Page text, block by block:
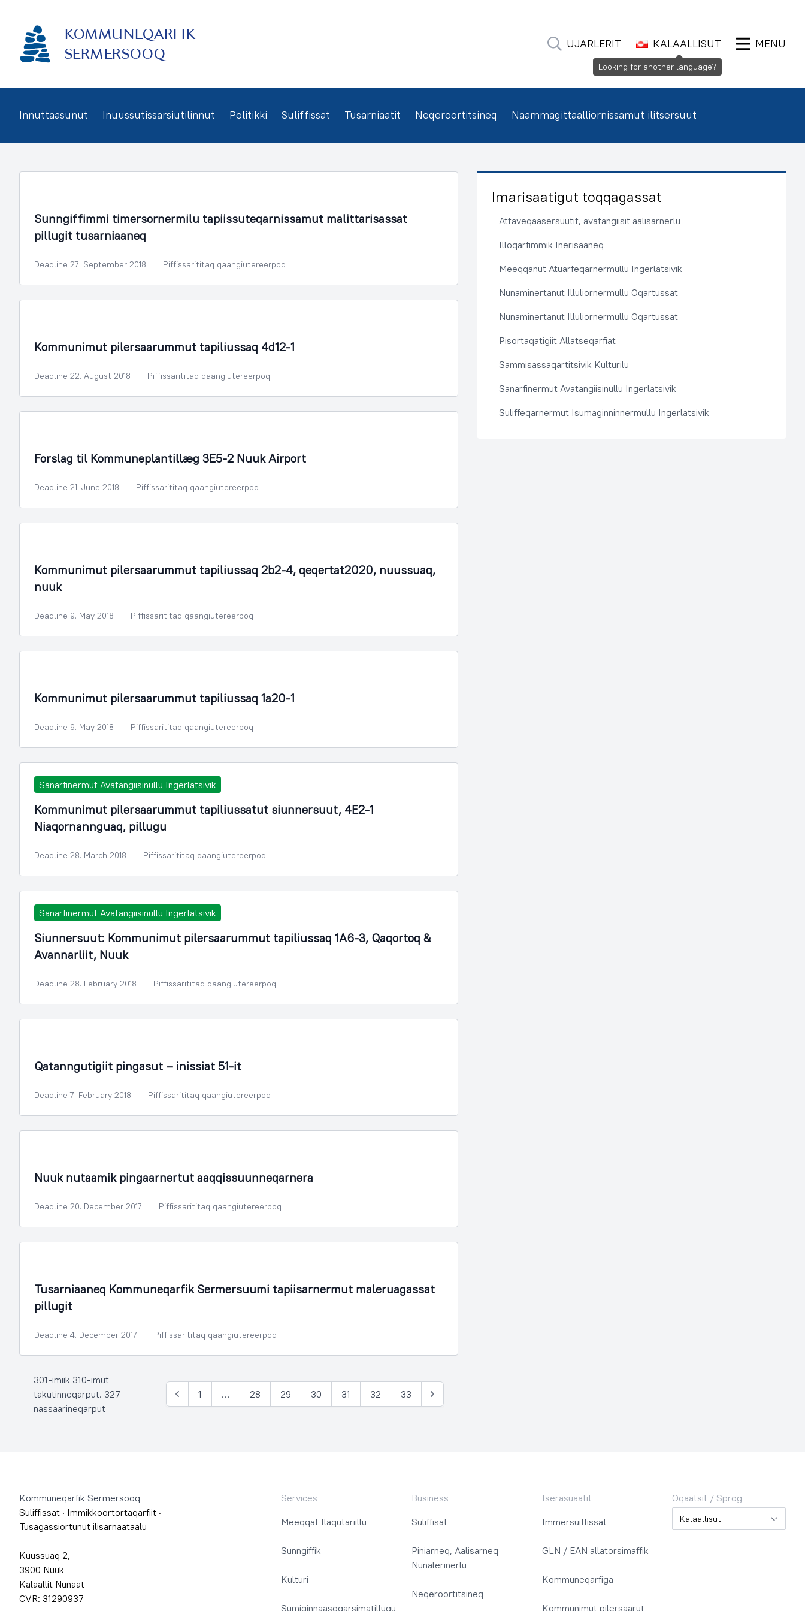
KOMMUNEQARFIK
SERMERSOOQ
UJARLERIT KALAALLISUT MENU
Innuttaasunut Inuussutissarsiutilinnut Politikki Suliffissat Tusarniaatit Neqeroortitsineq Naammagittaalliornissamut ilitsersuut
Sunngiffimmi timersornermilu tapiissuteqarnissamut malittarisassat
pillugit tusarniaaneq
Deadline 27. September 2018 Piffissarititaq qaangiutereerpoq
Kommunimut pilersaarummut tapiliussaq 4d12-1
Deadline 22. August 2018 Piffissarititaq qaangiutereerpoq
Forslag til Kommuneplantillæg 3E5-2 Nuuk Airport
Deadline 21. June 2018 Piffissarititaq qaangiutereerpoq
Kommunimut pilersaarummut tapiliussaq 2b2-4, qeqertat2020, nuussuaq,
nuuk
Deadline 9. May 2018 Piffissarititaq qaangiutereerpoq
Kommunimut pilersaarummut tapiliussaq 1a20-1
Deadline 9. May 2018 Piffissarititaq qaangiutereerpoq
Sanarfinermut Avatangiisinullu Ingerlatsivik
Kommunimut pilersaarummut tapiliussatut siunnersuut, 4E2-1
Niaqornannguaq, pillugu
Deadline 28. March 2018 Piffissarititaq qaangiutereerpoq
Sanarfinermut Avatangiisinullu Ingerlatsivik
Siunnersuut: Kommunimut pilersaarummut tapiliussaq 1A6-3, Qaqortoq &
Avannarliit, Nuuk
Deadline 28. February 2018 Piffissarititaq qaangiutereerpoq
Qatanngutigiit pingasut – inissiat 51-it
Deadline 7. February 2018 Piffissarititaq qaangiutereerpoq
Nuuk nutaamik pingaarnertut aaqqissuunneqarnera
Deadline 20. December 2017 Piffissarititaq qaangiutereerpoq
Tusarniaaneq Kommuneqarfik Sermersuumi tapiisarnermut maleruagassat
pillugit
Deadline 4. December 2017 Piffissarititaq qaangiutereerpoq
301-imiik 310-imut
takutinneqarput. 327
nassaarineqarput
Siulia
1 … 28 29 30 31 32 33
Tullia
Imarisaatigut toqqagassat
Attaveqaasersuutit, avatangiisit aalisarnerlu
Illoqarfimmik Inerisaaneq
Meeqqanut Atuarfeqarnermullu Ingerlatsivik
Nunaminertanut Illuliornermullu Oqartussat
Nunaminertanut Illuliornermullu Oqartussat
Pisortaqatigiit Allatseqarfiat
Sammisassaqartitsivik Kulturilu
Sanarfinermut Avatangiisinullu Ingerlatsivik
Suliffeqarnermut Isumaginninnermullu Ingerlatsivik
Kommuneqarfik Sermersooq
Suliffissat · Immikkoortortaqarfiit ·
Tusagassiortunut ilisarnaataalu
Kuussuaq 2,
3900 Nuuk
Kalaallit Nunaat
CVR: 31290937
Services
Meeqqat Ilaqutariillu
Sunngiffik
Kulturi
Sumiginnaasoqarsimatillugu
Business
Suliffisat
Piniarneq, Aalisarneq
Nunalerinerlu
Neqeroortitsineq
Iserasuaatit
Immersuiffissat
GLN / EAN allatorsimaffik
Kommuneqarfiga
Kommunimut pilersaarut
Oqaatsit / Sprog
Oqaatsit / Sprog
Looking for another language?